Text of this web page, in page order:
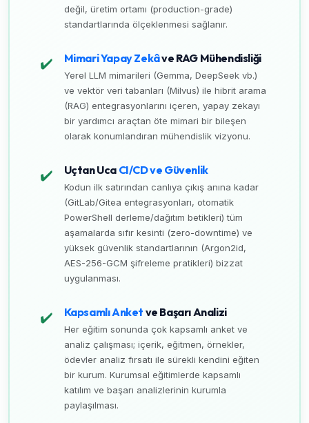
değil, üretim ortamı (production-grade)
standartlarında ölçeklenmesi sağlanır.
✔️ Mimari Yapay Zekâve RAG Mühendisliği
Yerel LLM mimarileri (Gemma, DeepSeek vb.)
ve vektör veri tabanları (Milvus) ile hibrit arama
(RAG) entegrasyonlarını içeren, yapay zekayı
bir yardımcı araçtan öte mimari bir bileşen
olarak konumlandıran mühendislik vizyonu.
✔️ Uçtan Uca CI/CD ve Güvenlik
Kodun ilk satırından canlıya çıkış anına kadar
(GitLab/Gitea entegrasyonları, otomatik
PowerShell derleme/dağıtım betikleri) tüm
aşamalarda sıfır kesinti (zero-downtime) ve
yüksek güvenlik standartlarının (Argon2id,
AES-256-GCM şifreleme pratikleri) bizzat
uygulanması.
✔️ Kapsamlı Anket ve Başarı Analizi
Her eğitim sonunda çok kapsamlı anket ve
analiz çalışması; içerik, eğitmen, örnekler,
ödevler analiz fırsatı ile sürekli kendini eğiten
bir kurum. Kurumsal eğitimlerde kapsamlı
katılım ve başarı analizlerinin kurumla
paylaşılması.